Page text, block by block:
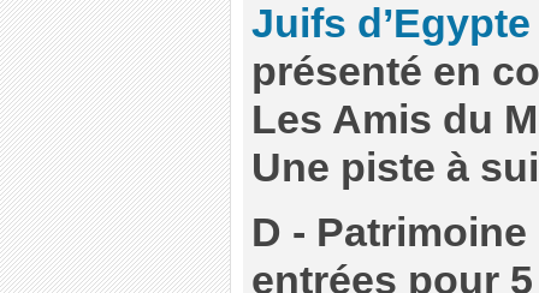
Juifs d’Egypte
présenté en
Les Amis du
Une piste à
D -
entrées pour